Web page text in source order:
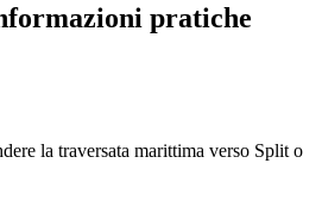
pratiche
la traversata marittima verso Split o